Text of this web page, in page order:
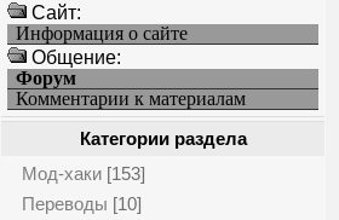
Cайт:
Информация о сайте
Общение:
Форум
Комментарии к материалам
Категории раздела
Мод-хаки [153]
Переводы [10]